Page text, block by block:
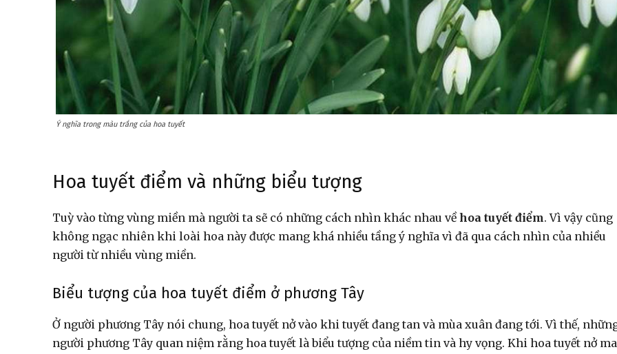
Ý nghĩa trong màu trắng của hoa tuyết
Hoa tuyết điểm và những biểu tượng
Tuỳ vào từng vùng miền mà người ta sẽ có những cách nhìn khác nhau vềhoa tuyết điểm. Vì vậy cũng
không ngạc nhiên khi loài hoa này được mang khá nhiều tầng ý nghĩa vì đã qua cách nhìn của nhiều
người từ nhiều vùng miền.
Biểu tượng của hoa tuyết điểm ở phương Tây
Ở người phương Tây nói chung, hoa tuyết nở vào khi tuyết đang tan và mùa xuân đang tới. Vì thế,
người phương Tây quan niệm rằng hoa tuyết là biểu tượng của niềm tin và hy vọng. Khi hoa tuyết nở